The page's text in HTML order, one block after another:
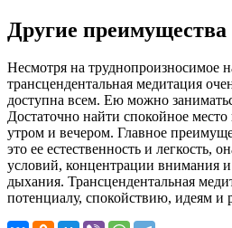
Другие преимущества
Несмотря на труднопроизносимое
трансцендентальная медитация
доступна всем. Ею можно
Достаточно найти спокойное
утром и вечером. Главное
это ее естественность и легкость,
условий, концентрации внимания
дыхания. Трансцендентальная
потенциалу, спокойствию, идеям